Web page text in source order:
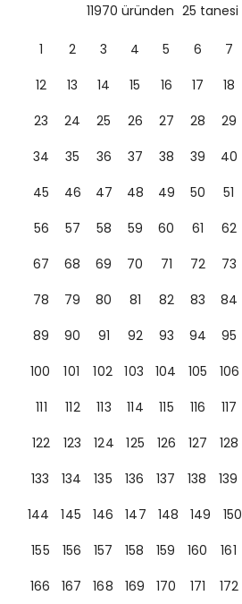
11970 üründen 25 tanesi
1 2 3 4 5 6 7
12
13 14 15 16 17 18
23
24 25 26 27 28 29
34
35 36 37 38 39 40
45
46 47 48 49 50 51
56
57 58 59 60 61 62
67
68 69 70 71 72 73
78
79 80 81 82 83 84
89
90 91 92 93 94 95
100
101 102 103 104 105 106
111
112 113 114 115 116 117
122
123 124 125 126 127 128
133
134 135 136 137 138 139
144
145 146 147 148 149 150
155
156 157 158 159 160 161
166
167 168 169 170 171 172